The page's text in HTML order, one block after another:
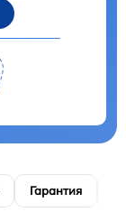
Гарантия